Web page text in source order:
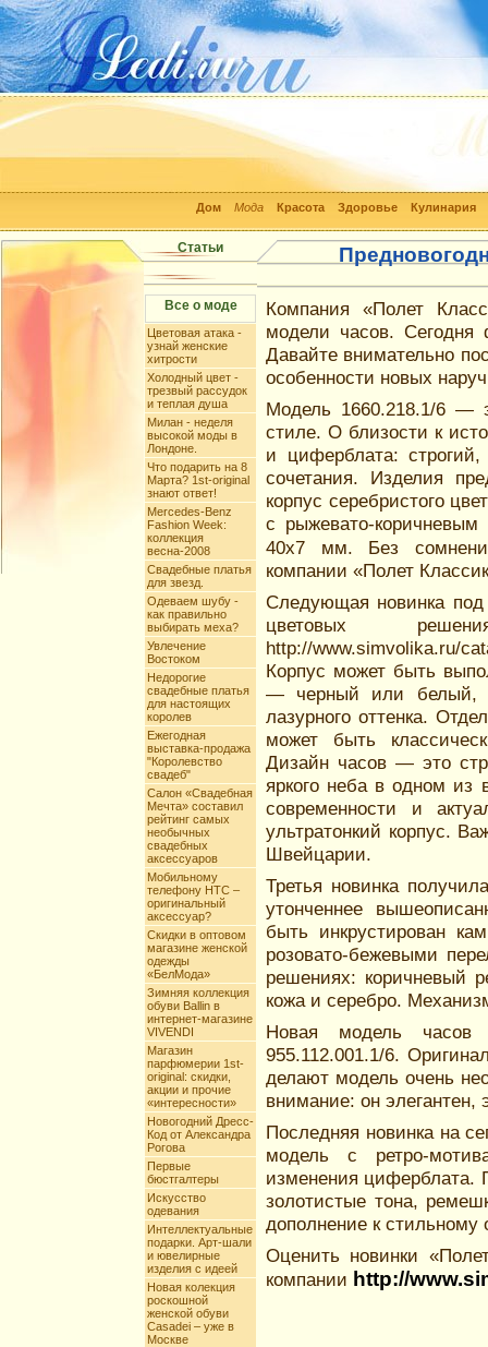
Дом Мода Красота Здоровье Кулинария
Статьи
Все о моде
Цветовая атака -
узнай женские
хитрости
Холодный цвет -
трезвый рассудок
и теплая душа
Милан - неделя
высокой моды в
Лондоне.
Что подарить на 8
Марта? 1st-original
знают ответ!
Mercedes-Benz
Fashion Week:
коллекция
весна-2008
Свадебные платья
для звезд.
Одеваем шубу -
как правильно
выбирать меха?
Увлечение
Востоком
Недорогие
свадебные платья
для настоящих
королев
Ежегодная
выставка-продажа
"Королевство
свадеб"
Салон «Свадебная
Мечта» составил
рейтинг самых
необычных
свадебных
аксессуаров
Мобильному
телефону HTC –
оригинальный
аксессуар?
Скидки в оптовом
магазине женской
одежды
«БелМода»
Зимняя коллекция
обуви Ballin в
интернет-магазине
VIVENDI
Магазин
парфюмерии 1st-
original: скидки,
акции и прочие
«интересности»
Новогодний Дресс-
Код от Александра
Рогова
Первые
бюстгалтеры
Искусство
одевания
Интеллектуальные
подарки. Арт-шали
и ювелирные
изделия с идеей
Новая колекция
роскошной
женской обуви
Casadei – уже в
Москве
Компания «Полет
модели часов.
Давайте внимательно
особенности новых
Модель 1660.218.1/6 —
стиле. О близости к
и циферблата:
сочетания. Изделия
корпус серебристого
с рыжевато-
40х7 мм. Без
компании «Полет
Следующая новинка под
цветовых
http://www.simvolika.ru/
Корпус может быть
— черный или белый, а
лазурного оттенка.
может быть
Дизайн часов — это
яркого неба в одном из
современности и
ультратонкий корпус.
Швейцарии.
Третья новинка
утонченнее
быть инкрустирован
розовато-бежевыми
решениях: коричневый
кожа и серебро.
Новая модель часов
955.112.001.1/6.
делают модель очень
внимание: он элегантен,
Последняя новинка на
модель с ретро-
изменения циферблата.
золотистые тона,
дополнение к стильному
Оценить новинки
компании http://